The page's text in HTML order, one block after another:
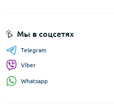
Мы в соцсетях
Telegram
Viber
Whatsapp